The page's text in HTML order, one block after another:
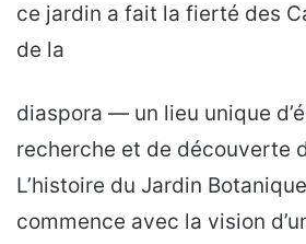
ce jardin a fait la fierté des
de la
diaspora — un lieu unique
recherche et de découverte
L’histoire du Jardin
commence avec la vision